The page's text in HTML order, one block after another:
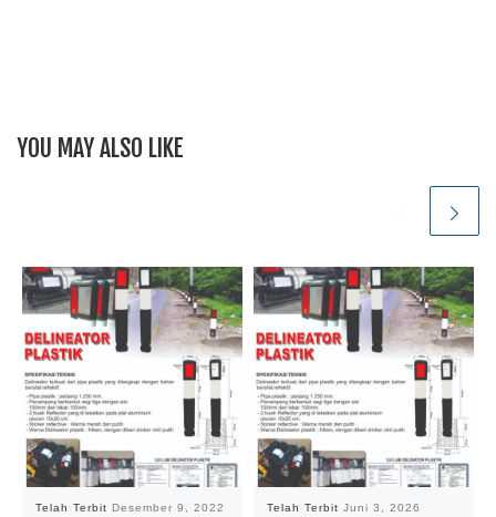
YOU MAY ALSO LIKE
Telah Terbit Desember 9, 2022 Telah Terbit Juni 3, 2026